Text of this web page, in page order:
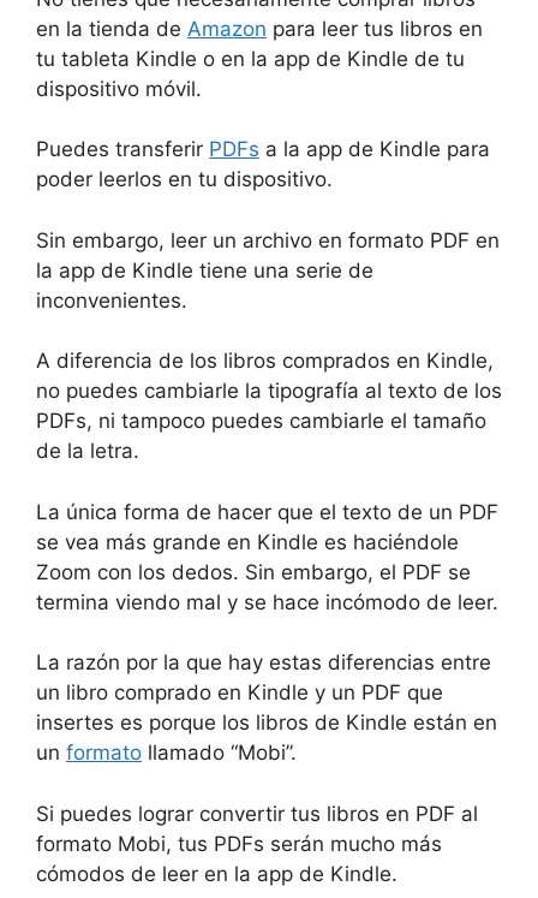
en la tienda de Amazon para leer tus libros en
tu tableta Kindle o en la app de Kindle de tu
dispositivo móvil.
Puedes transferir PDFs a la app de Kindle para
poder leerlos en tu dispositivo.
Sin embargo, leer un archivo en formato PDF en
la app de Kindle tiene una serie de
inconvenientes.
A diferencia de los libros comprados en Kindle,
no puedes cambiarle la tipografía al texto de los
PDFs, ni tampoco puedes cambiarle el tamaño
de la letra.
La única forma de hacer que el texto de un PDF
se vea más grande en Kindle es haciéndole
Zoom con los dedos. Sin embargo, el PDF se
termina viendo mal y se hace incómodo de leer.
La razón por la que hay estas diferencias entre
un libro comprado en Kindle y un PDF que
insertes es porque los libros de Kindle están en
un formato llamado “Mobi”.
Si puedes lograr convertir tus libros en PDF al
formato Mobi, tus PDFs serán mucho más
cómodos de leer en la app de Kindle.